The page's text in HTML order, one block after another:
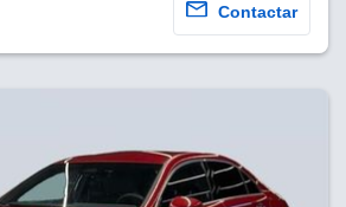
Contactar